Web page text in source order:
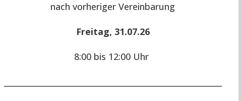
nach vorheriger Vereinbarung
Freitag, 31.07.26
8:00 bis 12:00 Uhr